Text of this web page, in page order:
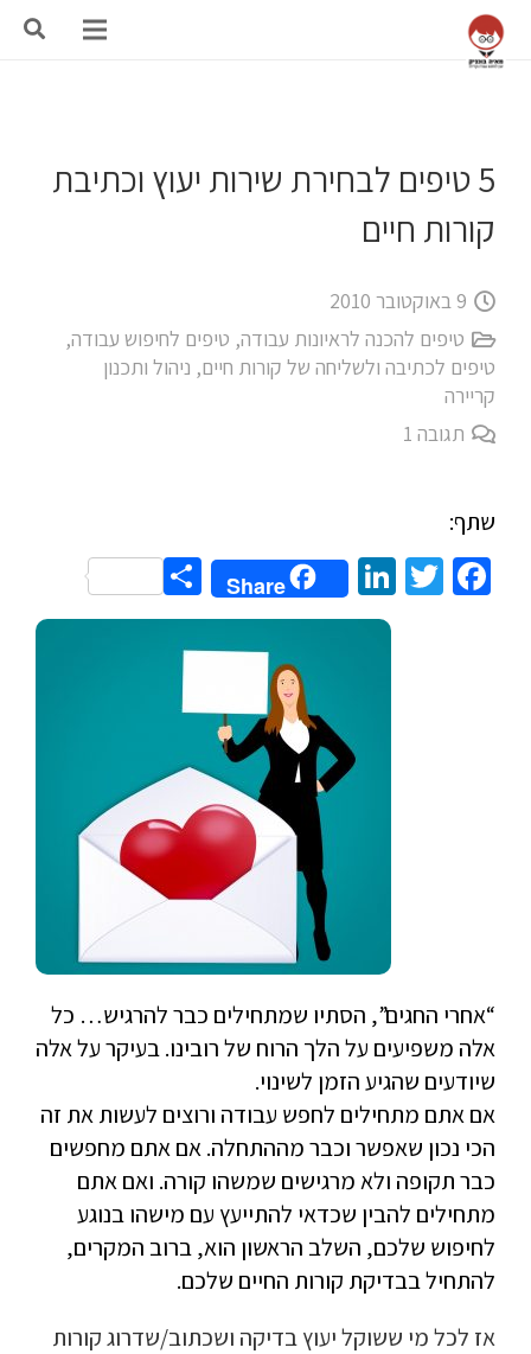
5 טיפים לבחירת שירות יעוץ וכתיבת
קורות חיים
9 באוקטובר 2010
טיפים להכנה לראיונות עבודה, טיפים לחיפוש עבודה,
טיפים לכתיבה ולשליחה של קורות חיים, ניהול ותכנון
קריירה
תגובה
שתף:
Facebook
Twitter
LinkedIn
Share
Share
“אחרי החגים”, הסתיו שמתחילים כבר להרגיש… כל
אלה משפיעים על הלך הרוח של רובינו. בעיקר על אלה
שיודעים שהגיע הזמן לשינוי.
אם אתם מתחילים לחפש עבודה ורוצים לעשות את זה
הכי נכון שאפשר וכבר מההתחלה. אם אתם מחפשים
כבר תקופה ולא מרגישים שמשהו קורה. ואם אתם
מתחילים להבין שכדאי להתייעץ עם מישהו בנוגע
לחיפוש שלכם, השלב הראשון הוא, ברוב המקרים,
להתחיל בבדיקת קורות החיים שלכם.
אז לכל מי ששוקל יעוץ בדיקה ושכתוב/שדרוג קורות